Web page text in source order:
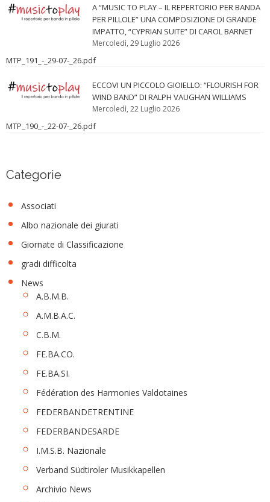
A “MUSIC TO PLAY – IL REPERTORIO PER BANDA
PER PILLOLE” UNA COMPOSIZIONE DI GRANDE
IMPATTO, “CYPRIAN SUITE” DI CAROL BARNET
Mercoledì, 29 Luglio 2026
MTP_191_-_29-07-_26.pdf
ECCOVI UN PICCOLO GIOIELLO: “FLOURISH FOR
WIND BAND” DI RALPH VAUGHAN WILLIAMS
Mercoledì, 22 Luglio 2026
MTP_190_-_22-07-_26.pdf
Categorie
Associati
Albo nazionale dei giurati
Giornate di Classificazione
gradi difficolta
News
A.B.M.B.
A.M.B.A.C.
C.B.M.
FE.BA.CO.
FE.BA.SI.
Fédération des Harmonies Valdotaines
FEDERBANDETRENTINE
FEDERBANDESARDE
I.M.S.B. Nazionale
Verband Südtiroler Musikkapellen
Archivio News